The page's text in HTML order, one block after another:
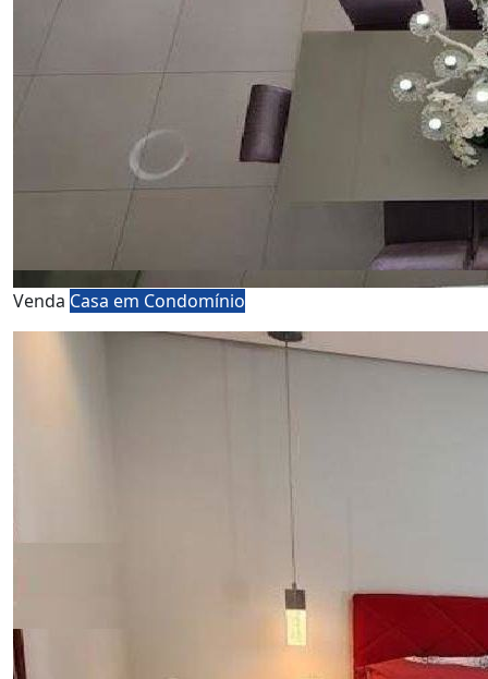
Venda Casa em Condomínio